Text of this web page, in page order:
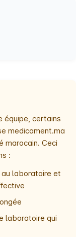
équipe, certains
medicament.ma
marocain. Ceci
:
laboratoire et
laboratoire qui